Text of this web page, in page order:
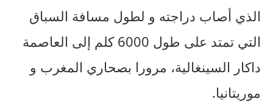
الذي أصاب دراجته و لطول مسافة السباق
التي تمتد على طول 6000 كلم إلى العاصمة
داكار السينغالية، مرورا بصحاري المغرب و
موريتانيا.